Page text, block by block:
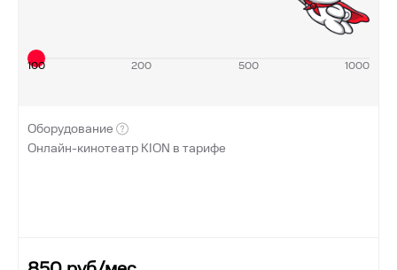
100 200 500 1000
Оборудование
Онлайн-кинотеатр KION в тарифе